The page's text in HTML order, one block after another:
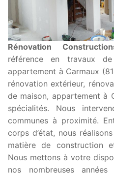
Rénovation
référence en travaux
appartement à Carmaux
rénovation extérieur,
de maison, appartement à
spécialités. Nous
communes à proximité.
corps d’état, nous
matière de construction
Nous mettons à votre
nos nombreuses